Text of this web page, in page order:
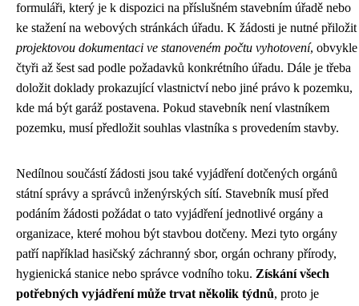
formuláři, který je k dispozici na příslušném stavebním úřadě nebo
ke stažení na webových stránkách úřadu. K žádosti je nutné přiložit
projektovou dokumentaci ve stanoveném počtu vyhotovení, obvykle
čtyři až šest sad podle požadavků konkrétního úřadu. Dále je třeba
doložit doklady prokazující vlastnictví nebo jiné právo k pozemku,
kde má být garáž postavena. Pokud stavebník není vlastníkem
pozemku, musí předložit souhlas vlastníka s provedením stavby.
Nedílnou součástí žádosti jsou také vyjádření dotčených orgánů
státní správy a správců inženýrských sítí. Stavebník musí před
podáním žádosti požádat o tato vyjádření jednotlivé orgány a
organizace, které mohou být stavbou dotčeny. Mezi tyto orgány
patří například hasičský záchranný sbor, orgán ochrany přírody,
hygienická stanice nebo správce vodního toku. Získání všech
potřebných vyjádření může trvat několik týdnů, proto je